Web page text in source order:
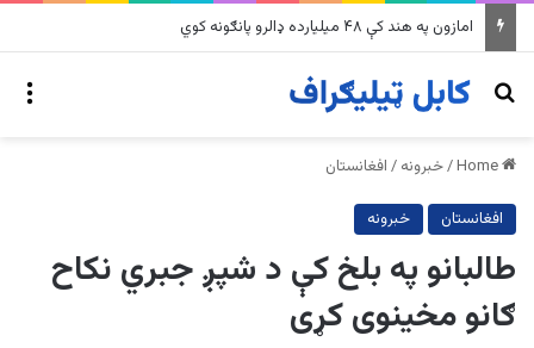
په وینزویلا کې زورورو زلزلو پراخ زیانونه اړولي
Search for
/خبرونه / افغانستان
افغانستان خبرونه
طالبانو په بلخ کې د شپږ جبري نکاح
ګانو مخینوی کړی